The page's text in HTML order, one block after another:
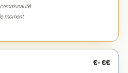
moment
€-€€